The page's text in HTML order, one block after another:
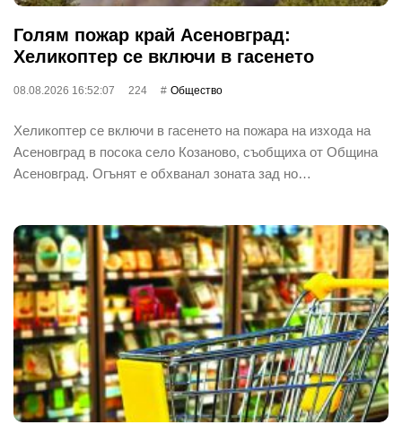
Голям пожар край Асеновград:
Хеликоптер се включи в гасенето
08.08.2026 16:52:07 224 Общество
Хеликоптер се включи в гасенето на пожара на изхода на
Асеновград в посока село Козаново, съобщиха от Община
Асеновград. Огънят е обхванал зоната зад но…